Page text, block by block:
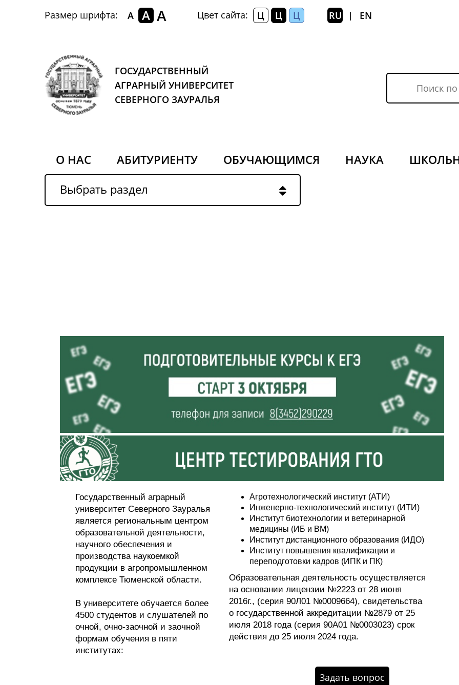
Размер шрифта: A A A Цвет сайта: Ц Ц Ц RU EN
ГОСУДАРСТВЕННЫЙ
АГРАРНЫЙ УНИВЕРСИТЕТ
СЕВЕРНОГО ЗАУРАЛЬЯ
О НАС АБИТУРИЕНТУ ОБУЧАЮЩИМСЯ НАУКА
Выбрать раздел
Государственный аграрный
университет Северного Зауралья
является региональным центром
образовательной деятельности,
научного обеспечения и
производства наукоемкой
продукции в агропромышленном
комплексе Тюменской области.
В университете обучается более
4500 студентов и слушателей по
очной, очно-заочной и заочной
формам обучения в пяти
институтах:
Агротехнологический институт (АТИ)
Инженерно-технологический институт (ИТИ)
Институт биотехнологии и ветеринарной
медицины (ИБ и ВМ)
Институт дистанционного образования (ИДО)
Институт повышения квалификации и
переподготовки кадров (ИПК и ПК)
Образовательная деятельность осуществляется
на основании лицензии №2223 от 28 июня
2016г., (серия 90Л01 №0009664), свидетельства
о государственной аккредитации №2879 от 25
июля 2018 года (серия 90А01 №0003023) срок
действия до 25 июля 2024 года.
Задать вопрос